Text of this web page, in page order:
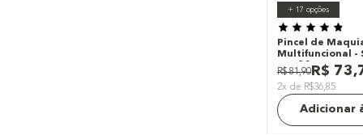
+ 17 opções
Pincel de
Multifuncional -
Ocn20
R$ 81,90 R$ 73,
2x de R$36,85
Adicionar